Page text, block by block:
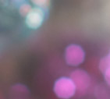
Aller
au
contenu